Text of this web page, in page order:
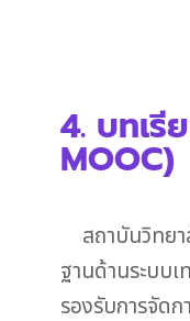
4. บทเรี
MOOC)
สถาบันวิทยา
ฐานด้านระบบเ
รองรับการจัดก